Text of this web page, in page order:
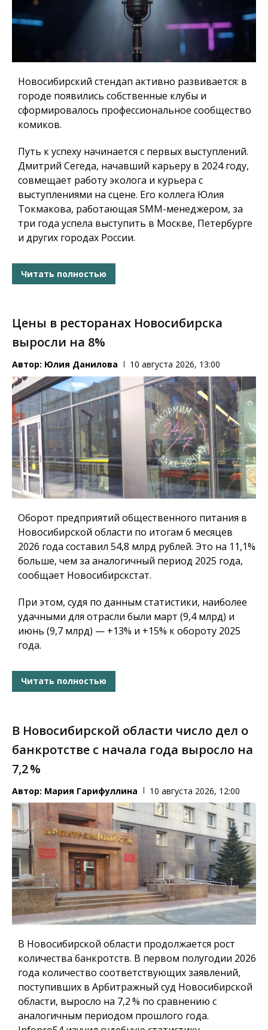
Новосибирский стендап активно развивается: в
городе появились собственные клубы и
сформировалось профессиональное сообщество
комиков.
Путь к успеху начинается с первых выступлений.
Дмитрий Сегеда, начавший карьеру в 2024 году,
совмещает работу эколога и курьера с
выступлениями на сцене. Его коллега Юлия
Токмакова, работающая SMM-менеджером, за
три года успела выступить в Москве, Петербурге
и других городах России.
Читать полностью
Цены в ресторанах Новосибирска
выросли на 8%
Автор: Юлия Данилова 10 августа 2026, 13:00
Оборот предприятий общественного питания в
Новосибирской области по итогам 6 месяцев
2026 года составил 54,8 млрд рублей. Это на 11,1%
больше, чем за аналогичный период 2025 года,
сообщает Новосибирскстат.
При этом, судя по данным статистики, наиболее
удачными для отрасли были март (9,4 млрд) и
июнь (9,7 млрд) — +13% и +15% к обороту 2025
года.
Читать полностью
В Новосибирской области число дел о
банкротстве с начала года выросло на
7,2 %
Автор: Мария Гарифуллина 10 августа 2026, 12:00
В Новосибирской области продолжается рост
количества банкротств. В первом полугодии 2026
года количество соответствующих заявлений,
поступивших в Арбитражный суд Новосибирской
области, выросло на 7,2 % по сравнению с
аналогичным периодом прошлого года.